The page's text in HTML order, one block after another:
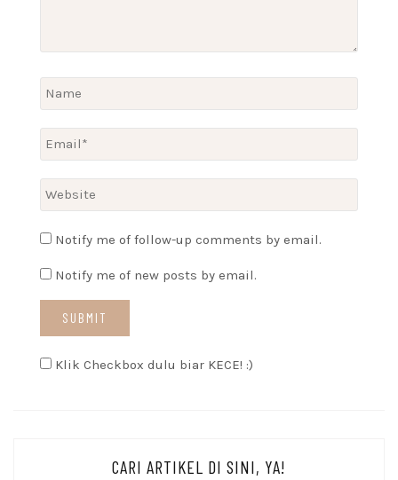
Notify me of follow-up comments by email.
Notify me of new posts by email.
Klik Checkbox dulu biar KECE! :)
CARI ARTIKEL DI SINI, YA!